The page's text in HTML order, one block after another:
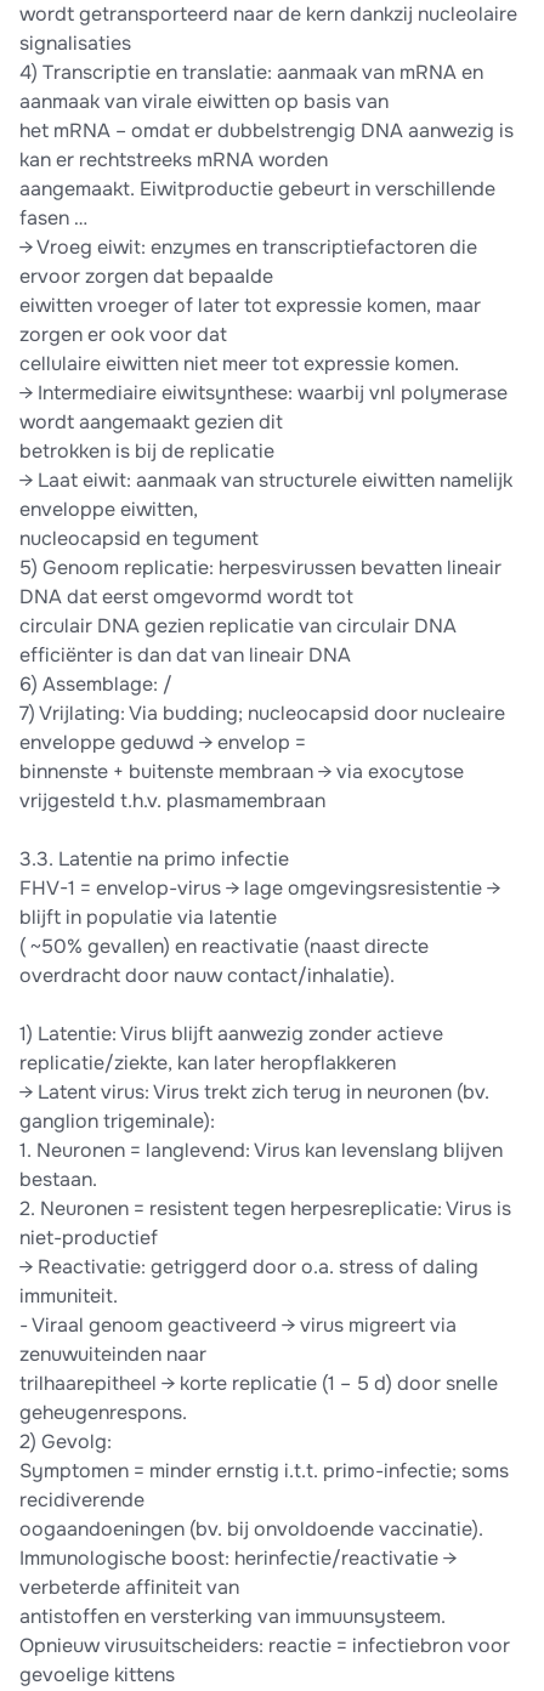
wordt getransporteerd naar de kern dankzij nucleolaire
signalisaties
4) Transcriptie en translatie: aanmaak van mRNA en
aanmaak van virale eiwitten op basis van
het mRNA – omdat er dubbelstrengig DNA aanwezig is
kan er rechtstreeks mRNA worden
aangemaakt. Eiwitproductie gebeurt in verschillende
fasen …
→ Vroeg eiwit: enzymes en transcriptiefactoren die
ervoor zorgen dat bepaalde
eiwitten vroeger of later tot expressie komen, maar
zorgen er ook voor dat
cellulaire eiwitten niet meer tot expressie komen.
→ Intermediaire eiwitsynthese: waarbij vnl polymerase
wordt aangemaakt gezien dit
betrokken is bij de replicatie
→ Laat eiwit: aanmaak van structurele eiwitten namelijk
enveloppe eiwitten,
nucleocapsid en tegument
5) Genoom replicatie: herpesvirussen bevatten lineair
DNA dat eerst omgevormd wordt tot
circulair DNA gezien replicatie van circulair DNA
efficiënter is dan dat van lineair DNA
6) Assemblage: /
7) Vrijlating: Via budding; nucleocapsid door nucleaire
enveloppe geduwd → envelop =
binnenste + buitenste membraan → via exocytose
vrijgesteld t.h.v. plasmamembraan
3.3. Latentie na primo infectie
FHV-1 = envelop-virus → lage omgevingsresistentie →
blijft in populatie via latentie
( ~50% gevallen) en reactivatie (naast directe
overdracht door nauw contact/inhalatie).
1) Latentie: Virus blijft aanwezig zonder actieve
replicatie/ziekte, kan later heropflakkeren
→ Latent virus: Virus trekt zich terug in neuronen (bv.
ganglion trigeminale):
1. Neuronen = langlevend: Virus kan levenslang blijven
bestaan.
2. Neuronen = resistent tegen herpesreplicatie: Virus is
niet-productief
→ Reactivatie: getriggerd door o.a. stress of daling
immuniteit.
- Viraal genoom geactiveerd → virus migreert via
zenuwuiteinden naar
trilhaarepitheel → korte replicatie (1 – 5 d) door snelle
geheugenrespons.
2) Gevolg:
Symptomen = minder ernstig i.t.t. primo-infectie; soms
recidiverende
oogaandoeningen (bv. bij onvoldoende vaccinatie).
Immunologische boost: herinfectie/reactivatie →
verbeterde affiniteit van
antistoffen en versterking van immuunsysteem.
Opnieuw virusuitscheiders: reactie = infectiebron voor
gevoelige kittens